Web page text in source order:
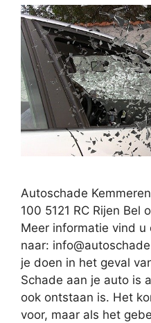
Autoschade
100 5121 RC Rijen Bel
Meer informatie vind
naar:
je doen in het geval
Schade aan je auto is
ook ontstaan is. Het
voor, maar als het